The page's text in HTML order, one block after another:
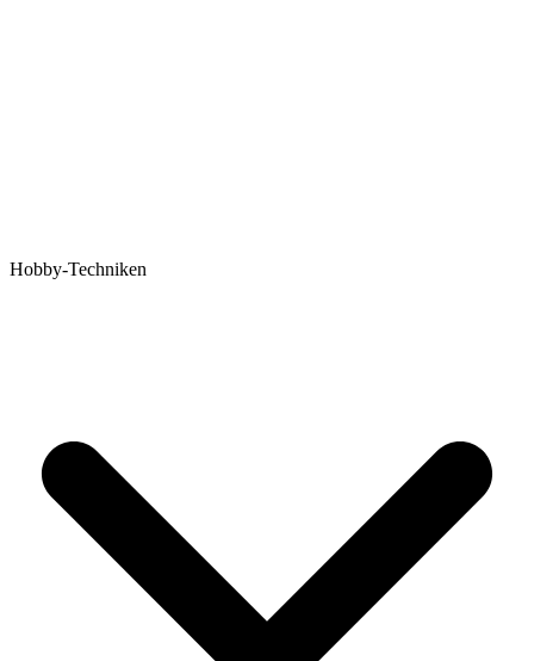
Hobby-Techniken